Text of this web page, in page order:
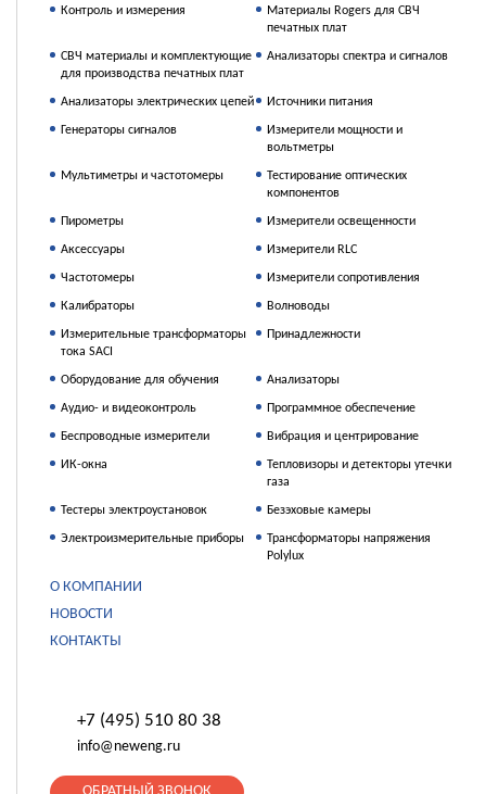
Контроль и измерения
Материалы Rogers для СВЧ
печатных плат
СВЧ материалы и комплектующие
для производства печатных плат
Анализаторы спектра и сигналов
Анализаторы электрических цепей Источники питания
Генераторы сигналов
Измерители мощности и
вольтметры
Мультиметры и частотомеры
Тестирование оптических
компонентов
Пирометры Измерители освещенности
Аксессуары Измерители RLC
Частотомеры Измерители сопротивления
Калибраторы Волноводы
Измерительные трансформаторы
тока SACI
Принадлежности
Оборудование для обучения Анализаторы
Аудио- и видеоконтроль Программное обеспечение
Беспроводные измерители Вибрация и центрирование
ИК-окна
Тепловизоры и детекторы утечки
газа
Тестеры электроустановок Безэховые камеры
Электроизмерительные приборы
Трансформаторы напряжения
Polylux
О КОМПАНИИ
НОВОСТИ
КОНТАКТЫ
+7 (495) 510 80 38
info@neweng.ru
ОБРАТНЫЙ ЗВОНОК